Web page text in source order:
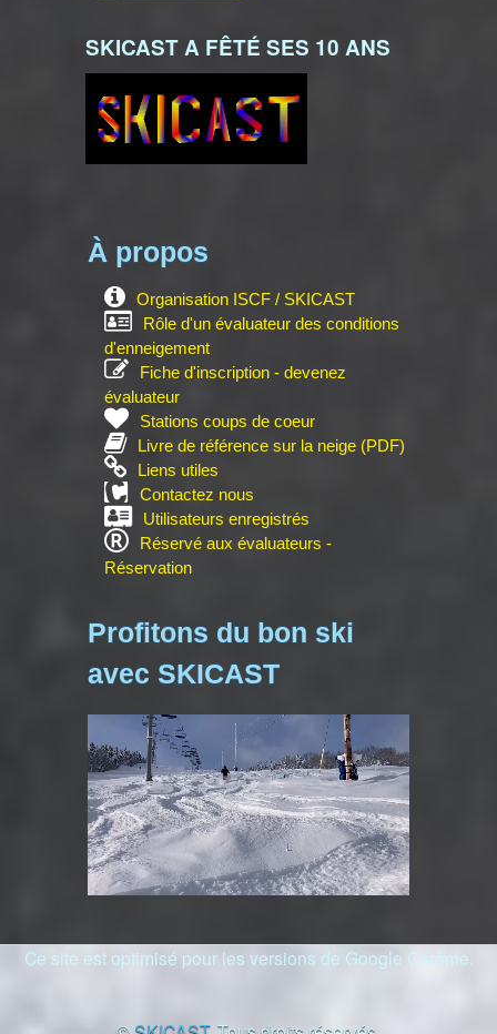
SKICAST A FÊTÉ SES 10 ANS
À propos
Organisation ISCF / SKICAST
Rôle d'un évaluateur des conditions
d'enneigement
Fiche d'inscription - devenez
évaluateur
Stations coups de coeur
Livre de référence sur la neige (PDF)
Liens utiles
Contactez nous
Utilisateurs enregistrés
Réservé aux évaluateurs -
Réservation
Profitons du bon ski
avec SKICAST
Ce site est optimisé pour les versions de Google Chrôme.